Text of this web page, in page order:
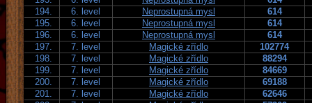
194.
6. level Neprostupná mysl
614
195.
6. level Neprostupná mysl
614
196.
6. level Neprostupná mysl
614
197.
7. level Magické zřídlo
102774
198.
7. level Magické zřídlo
88294
199.
7. level Magické zřídlo
84669
200.
7. level Magické zřídlo
69188
201.
7. level Magické zřídlo
62646